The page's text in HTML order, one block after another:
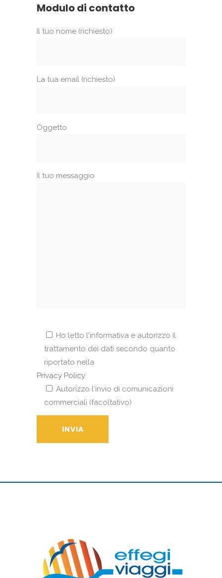
Modulo di contatto
Il tuo nome (richiesto)
La tua email (richiesto)
Oggetto
Il tuo messaggio
Ho letto l'informativa e autorizzo il
trattamento dei dati secondo quanto
riportato nella
Privacy Policy
Autorizzo l'invio di comunicazioni
commerciali (facoltativo)